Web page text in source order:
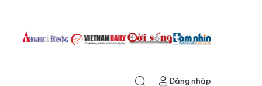
Đăng nhập